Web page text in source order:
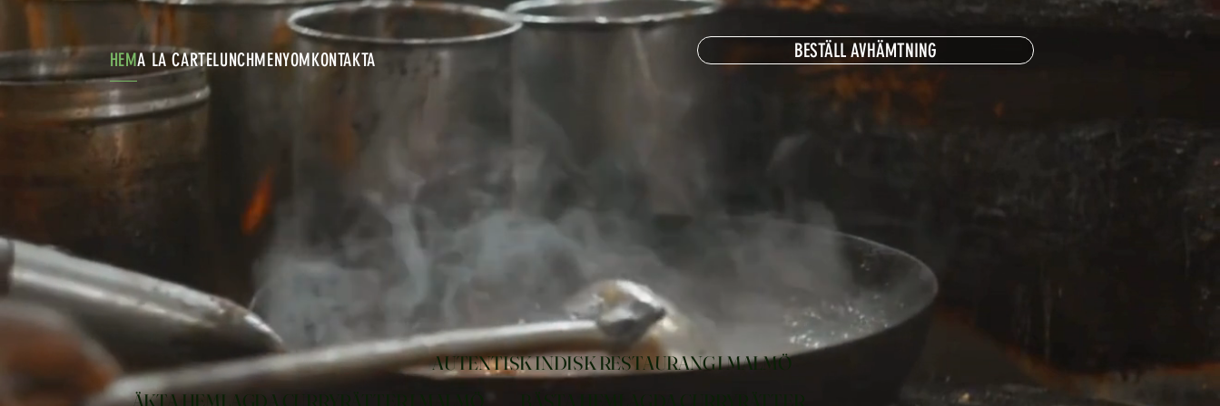
HEMA LA CARTELUNCHMENYOMKONTAKTA BESTÄLL AVHÄMTNING
AUTENTISK INDISK RESTAURANG I MALMÖ
ÄKTA HEMLAGDA CURRYRÄTTER I MALMÖ